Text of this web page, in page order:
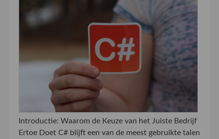
Introductie: Waarom de Keuze van het Juiste Bedrijf
Ertoe Doet C# blijft een van de meest gebruikte talen